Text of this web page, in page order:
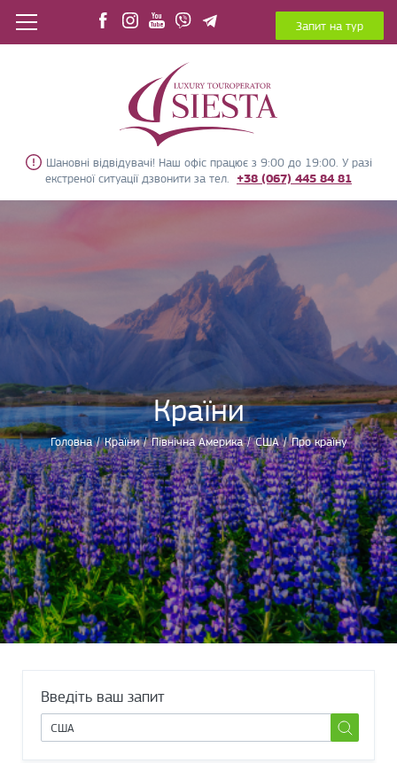
Шановні відвідувачі! Наш офіс працює з 9:00 до 19:00. У разі
екстреної ситуації дзвонити за тел. +38 (067) 445 84 81
Запит на тур
Країни
Головна / Країни / Північна Америка / США / Про країну
Введіть ваш запит